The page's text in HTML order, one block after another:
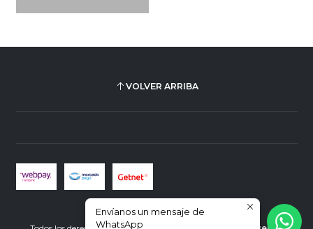
VOLVER ARRIBA
2026 Plus Ultra Librería.
Envíanos un mensaje de
WhatsApp